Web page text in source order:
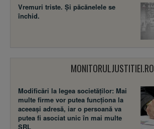
Vremuri triste. Şi păcănelele se
închid.
MONITORULJUSTITIEI.RO
Modificări la legea societăţilor: Mai
multe firme vor putea funcţiona la
aceeaşi adresă, iar o persoană va
putea fi asociat unic în mai multe
SRL